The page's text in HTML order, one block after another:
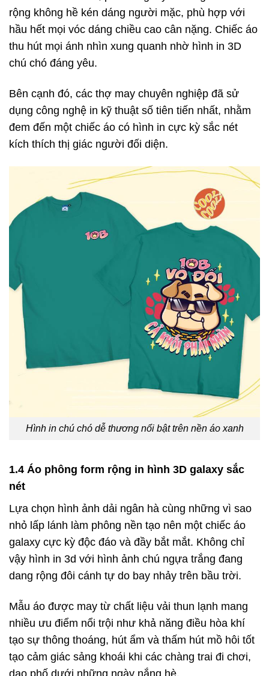
rộng không hề kén dáng người mặc, phù hợp với
hầu hết mọi vóc dáng chiều cao cân nặng. Chiếc áo
thu hút mọi ánh nhìn xung quanh nhờ hình in 3D
chú chó đáng yêu.
Bên cạnh đó, các thợ may chuyên nghiệp đã sử
dụng công nghệ in kỹ thuật số tiên tiến nhất, nhằm
đem đến một chiếc áo có hình in cực kỳ sắc nét
kích thích thị giác người đối diện.
Hình in chú chó dễ thương nổi bật trên nền áo xanh
1.4 Áo phông form rộng in hình 3D galaxy sắc
nét
Lựa chọn hình ảnh dải ngân hà cùng những vì sao
nhỏ lấp lánh làm phông nền tạo nên một chiếc áo
galaxy cực kỳ độc đáo và đầy bắt mắt. Không chỉ
vậy hình in 3d với hình ảnh chú ngựa trắng đang
dang rộng đôi cánh tự do bay nhảy trên bầu trời.
Mẫu áo được may từ chất liệu vải thun lạnh mang
nhiều ưu điểm nổi trội như khả năng điều hòa khí
tạo sự thông thoáng, hút ẩm và thấm hút mồ hôi tốt
tạo cảm giác sảng khoái khi các chàng trai đi chơi,
dạo phố dưới những ngày nắng hè.